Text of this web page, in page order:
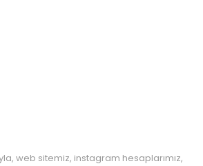
web sitemiz, instagram hesaplarımız,